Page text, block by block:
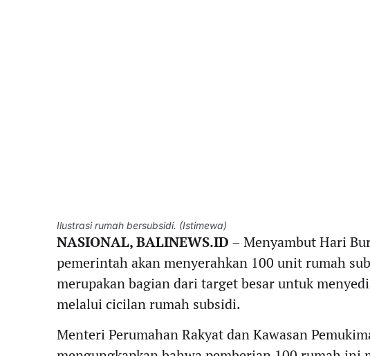
Ilustrasi rumah bersubsidi. (Istimewa)
NASIONAL, BALINEWS.ID – Menyambut Hari
pemerintah akan menyerahkan 100 unit rumah
merupakan bagian dari target besar untuk
melalui cicilan rumah subsidi.
Menteri Perumahan Rakyat dan Kawasan